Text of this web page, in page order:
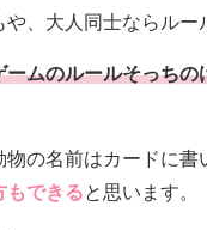
、大人同士ならルー
ムのルールそっち
の名前はカードに書
もできると思います。